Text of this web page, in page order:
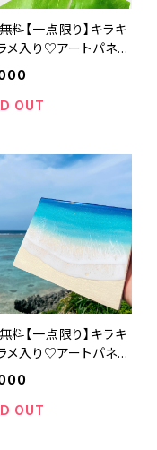
料【一点限り】キラキ
メ入り♡アートパネル
イズ 18cm × 14cm)
アート エポキシ樹脂
リア おしゃれ 波 ビー
デーション 誕生日 記念
OUT
料【一点限り】キラキ
メ入り♡アートパネル
イズ 18cm × 14cm)
アート エポキシ樹脂
リア おしゃれ 波 ビー
OUT